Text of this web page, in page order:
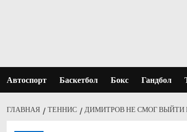
Автоспорт Баскетбол Бокс Гандбол
ГЛАВНАЯ ТЕННИС ДИМИТРОВ НЕ СМОГ ВЫЙТИ